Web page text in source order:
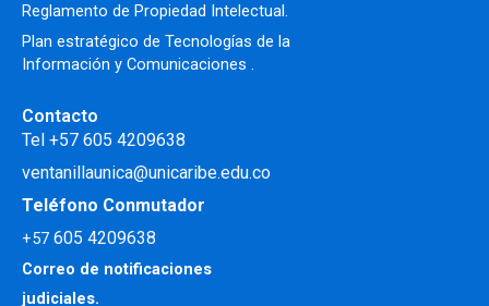
Reglamento de Propiedad Intelectual.
Plan estratégico de Tecnologías de la
Información y Comunicaciones .
Contacto
Tel +57 605 4209638
ventanillaunica@unicaribe.edu.co
Teléfono Conmutador
+57 605 4209638
Correo de notificaciones
judiciales.